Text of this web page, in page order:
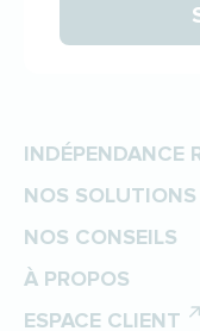
INDÉPENDANCE
NOS SOLUTIONS
NOS CONSEILS
À PROPOS
ESPACE CLIENT